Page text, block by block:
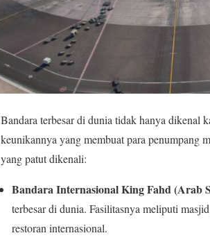
Bandara terbesar di dunia tidak hanya dikenal
keunikannya yang membuat para penumpang
yang patut dikenali:
Bandara Internasional King Fahd (Arab
terbesar di dunia. Fasilitasnya meliputi
restoran internasional.